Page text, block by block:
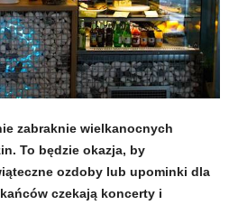
zabraknie wielkanocnych
To będzie okazja, by
ozdoby lub upominki dla
czekają koncerty i